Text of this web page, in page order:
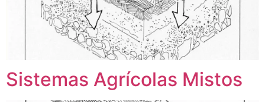
Sistemas Agrícolas Mistos